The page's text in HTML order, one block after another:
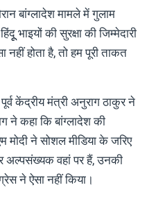
बांग्लादेश मामले में गुलाम
भाइयों की सुरक्षा की जिम्मेदारी
नहीं होता है, तो हम पूरी ताकत
केंद्रीय मंत्री अनुराग ठाकुर ने
ने कहा कि बांग्लादेश की
मोदी ने सोशल मीडिया के जरिए
अल्पसंख्यक वहां पर हैं, उनकी
ने ऐसा नहीं किया।